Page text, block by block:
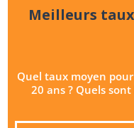
Meilleurs
Quel taux moyen
20 ans ? Quels